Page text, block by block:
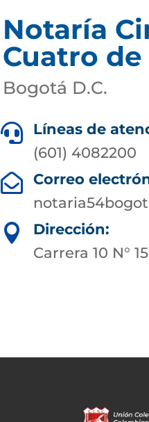
Notaría
Cuatro de
Bogotá D.C.

Líneas de
(601) 4082200

Correo

Dirección:
Carrera 10 N°